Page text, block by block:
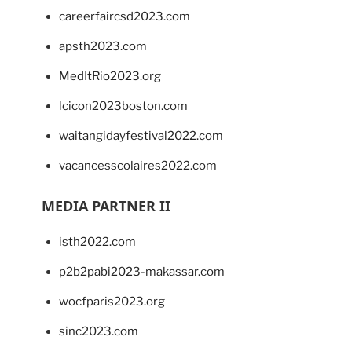
careerfaircsd2023.com
apsth2023.com
MedItRio2023.org
lcicon2023boston.com
waitangidayfestival2022.com
vacancesscolaires2022.com
MEDIA PARTNER II
isth2022.com
p2b2pabi2023-makassar.com
wocfparis2023.org
sinc2023.com